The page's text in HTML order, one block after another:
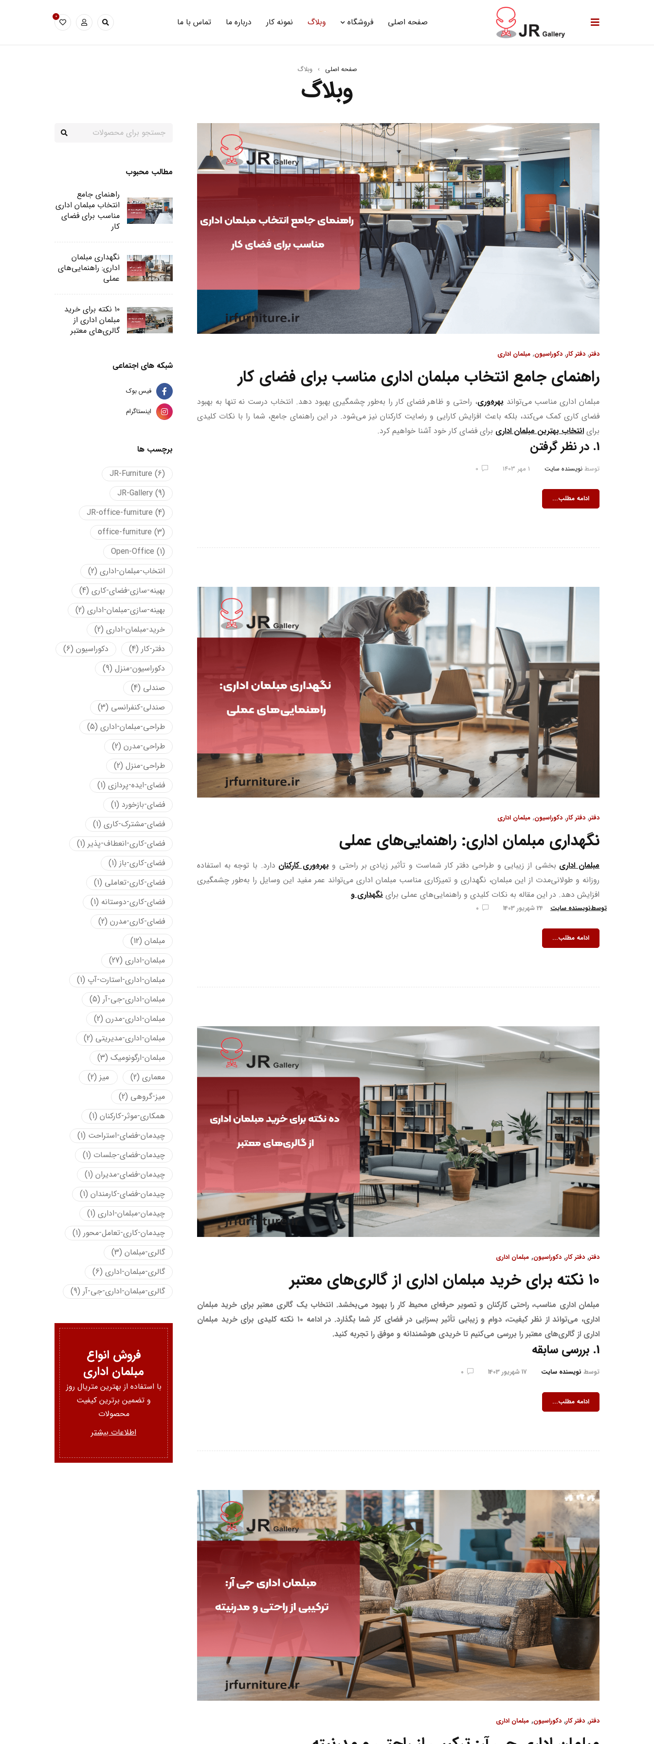
صفحه اصلی فروشگاه وبلاگ نمونه کار درباره ما تماس با ما 0
صفحه اصلی › وبلاگ
وبلاگ
مطالب محبوب
راهنمای جامع
انتخاب مبلمان اداری
مناسب برای فضای
کار
نگهداری مبلمان
اداری: راهنمایی‌های
عملی
۱۰ نکته برای خرید
مبلمان اداری از
گالری‌های معتبر
شبکه های اجتماعی
فیس بوک
اینستاگرام
برچسب ها
JR-Furniture (6)
JR-Gallery (9)
JR-office-furniture (4)
office-furniture (3)
Open-Office (1)
انتخاب-مبلمان-اداری (2)
بهینه-سازی-فضای-کاری (4)
بهینه-سازی-مبلمان-اداری (2)
خرید-مبلمان-اداری (2)
دفتر-کار (4) دکوراسیون (6)
دکوراسیون-منزل (9)
صندلی (4)
صندلی-کنفرانسی (3)
طراحی-مبلمان-اداری (5)
طراحی-مدرن (2)
طراحی-منزل (2)
فضای-ایده-پردازی (1)
فضای-بازخورد (1)
فضای-مشترک-کاری (1)
فضای-کاری-انعطاف-پذیر (1)
فضای-کاری-باز (1)
فضای-کاری-تعاملی (1)
فضای-کاری-دوستانه (1)
فضای-کاری-مدرن (2)
مبلمان (12)
مبلمان-اداری (27)
مبلمان-اداری-استارت-آپ (1)
مبلمان-اداری-جی-آر (5)
مبلمان-اداری-مدرن (2)
مبلمان-اداری-مدیریتی (2)
مبلمان-ارگونومیک (3)
معماری (2) میز (2)
میز-گروهی (2)
همکاری-موثر-کارکنان (1)
چیدمان-فضای-استراحت (1)
چیدمان-فضای-جلسات (1)
چیدمان-فضای-مدیران (1)
چیدمان-فضای-کارمندان (1)
چیدمان-مبلمان-اداری (1)
چیدمان-کاری-تعامل-محور (1)
گالری-مبلمان (3)
گالری-مبلمان-اداری (6)
گالری-مبلمان-اداری-جی-آر (9)
فروش انواع
مبلمان اداری
با استفاده از بهترین متریال روز
و تضمین برترین کیفیت
محصولات
اطلاعات بیشتر
دفتر, دفتر کار, دکوراسیون, مبلمان اداری
راهنمای جامع انتخاب مبلمان اداری مناسب برای فضای کار
مبلمان اداری مناسب می‌تواندبهره‌وری، راحتی و ظاهر فضای کار را به‌طور چشمگیری بهبود دهد. انتخاب درست نه تنها به بهبود
فضای کاری کمک می‌کند، بلکه باعث افزایش کارایی و رضایت کارکنان نیز می‌شود. در این راهنمای جامع، شما را با نکات کلیدی
برای انتخاب بهترین مبلمان اداری برای فضای کار خود آشنا خواهیم کرد.
1. در نظر گرفتن
توسطنویسنده سایت 1 مهر 1403
ادامه مطلب...
دفتر, دفتر کار, دکوراسیون, مبلمان اداری
نگهداری مبلمان اداری: راهنمایی‌های عملی
مبلمان اداری بخشی از زیبایی و طراحی دفتر کار شماست و تأثیر زیادی بر راحتی وبهره‌وری کارکنان دارد. با توجه به استفاده
روزانه و طولانی‌مدت از این مبلمان، نگهداری و تمیزکاری مناسب مبلمان اداری می‌تواند عمر مفید این وسایل را به‌طور چشمگیری
افزایش دهد. در این مقاله به نکات کلیدی و راهنمایی‌های عملی برای نگهداری و
توسطنویسنده سایت 24 شهریور 1403
ادامه مطلب...
دفتر, دفتر کار, دکوراسیون, مبلمان اداری
۱۰ نکته برای خرید مبلمان اداری از گالری‌های معتبر
مبلمان اداری مناسب، راحتی کارکنان و تصویر حرفه‌ای محیط کار را بهبود می‌بخشد. انتخاب یک گالری معتبر برای خرید مبلمان
اداری، می‌تواند از نظر کیفیت، دوام و زیبایی تأثیر بسزایی در فضای کار شما بگذارد. در ادامه ۱۰ نکته کلیدی برای خرید مبلمان
اداری از گالری‌های معتبر را بررسی می‌کنیم تا خریدی هوشمندانه و موفق را تجربه کنید.
1. بررسی سابقه
توسط نویسنده سایت 17 شهریور 1403
ادامه مطلب...
دفتر, دفتر کار, دکوراسیون, مبلمان اداری